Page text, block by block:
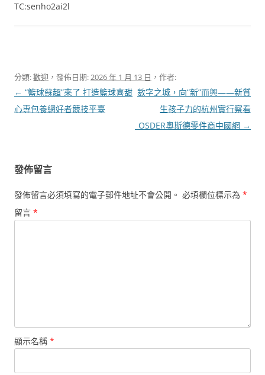
TC:senho2ai2l
分類:歡迎 ，發佈日期:2026 年 1 月 13 日 ，作者:
文
章
← “籃球蘇超”來了 打造籃球喜甜
心專包養網好者競技平臺
數字之城，向“新”而興——新質
生孩子力的杭州實行察看
_OSDER奧斯德零件商中國網 →
發佈留言
發佈留言必須填寫的電子郵件地址不會公開。 必填欄位標示為 *
留言 *
顯示名稱 *